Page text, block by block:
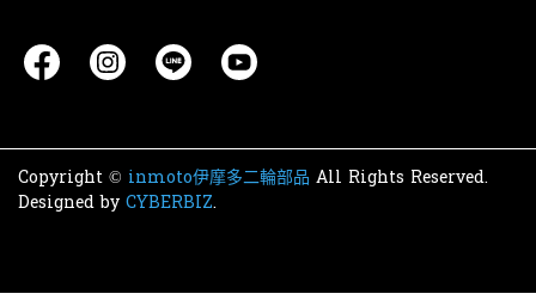
Copyright © inmoto伊摩多二輪部品 All Rights Reserved.
Designed by CYBERBIZ.